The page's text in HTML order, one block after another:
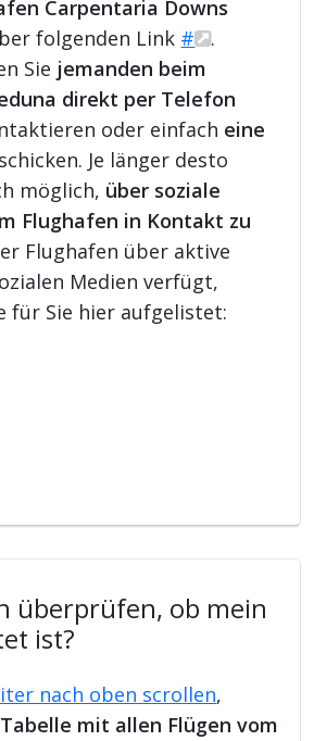
Carpentaria Downs
folgenden Link #
.
Sie jemanden beim
direkt per Telefon
oder einfach eine
schicken. Je länger desto
möglich, über soziale
Flughafen in Kontakt zu
Flughafen über aktive
Medien verfügt,
für Sie hier aufgelistet:
überprüfen, ob mein
ist?
nach oben scrollen,
Tabelle mit allen Flügen vom